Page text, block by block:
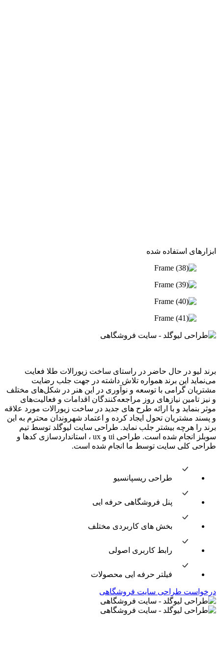
ابزار‌های استفاده شده
برند لیو در حال حاضر در راستای ساخت زیورالات طلا فعایت
می‌نماید این برند همواره تلاش داشته در جهت جلب رضایت
مشتریان گرامی با توسعه و نوآوری در این هنر در شکل‌های مختلف
و نیز تامین نیازهای روز مراجعه‌کنندگان اقدامات و فعالیت‌های
موثر بنماید و با ارائه طرح های جدید در ساخت زیورالات مورد علاقه
و پسند مشتریان تحول ایجاد کرده و اعتماد شهروندان محترم به این
برند را هرچه بیشتر جلب نماید. طراحی سایت لیوگلد توسط تیم
سوبلز انجام شده است. طراحی ui و ux ، استانداردسازی کدها و
طراحی کلی سایت توسط ما انجام شده است.
طراحی ریسپانسیو
پنل فروشگاهی حرفه ایی
بخش های کاربردی مختلف
رابط کاربری اصولی
فیلتر حرفه ایی محصولات
درخواست طراحی سایت فروشگاهی